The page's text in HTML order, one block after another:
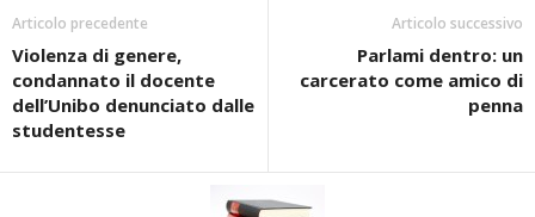
Articolo precedente
Violenza di genere,
condannato il docente
dell’Unibo denunciato dalle
studentesse
Articolo successivo
Parlami dentro: un
carcerato come amico di
penna